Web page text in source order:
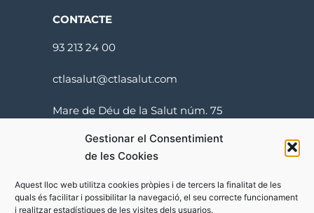
Gestionar el Consentimient
de les Cookies
Aquest lloc web utilitza cookies pròpies i de tercers la finalitat de les
quals és facilitar i possibilitar la navegació, el seu correcte funcionament
i realitzar estadístiques de les visites dels usuarios.
CONTACTE
93 213 24 00
ctlasalut@ctlasalut.com
Mare de Déu de la Salut núm. 75